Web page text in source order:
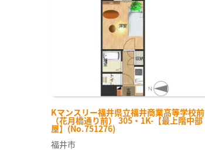
Kマンスリー福井県立福井商業高等学校前
（花月橋通り前） 305・1K-【最上階中部
屋】(No.751276)
福井市